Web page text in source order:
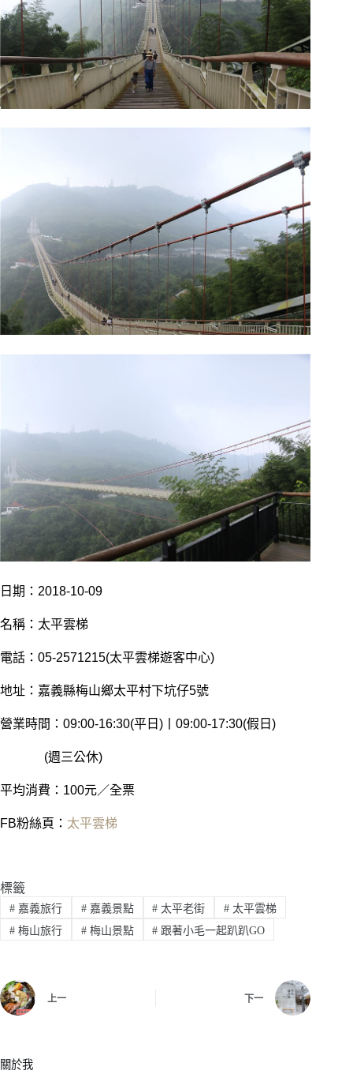
日期：2018-10-09
名稱：太平雲梯
電話：05-2571215(太平雲梯遊客中心)
地址：嘉義縣梅山鄉太平村下坑仔5號
營業時間：09:00-16:30(平日)丨09:00-17:30(假日)
(週三公休)
平均消費：100元／全票
FB粉絲頁： 太平雲梯
標籤
#嘉義旅行 #嘉義景點 # 太平老街 # 太平雲梯
#梅山旅行 #梅山景點 # 跟著小毛一起趴趴GO
上一 下一
關於我